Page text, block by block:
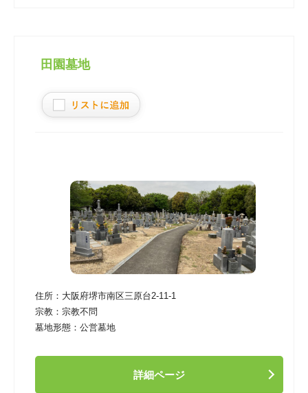
田園墓地
住所： 大阪府堺市南区三原台2‐11‐1
宗教： 宗教不問
墓地形態： 公営墓地
詳細ページ